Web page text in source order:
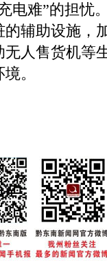
电难”的担忧
辅助设施，
人售货机等
。